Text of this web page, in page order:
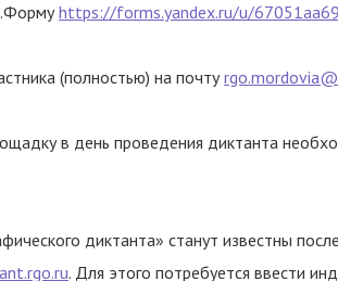
https://forms.yandex.ru/u/
(полностью) на почту
в день проведения диктанта
диктанта» станут известны
. Для этого потребуется ввести